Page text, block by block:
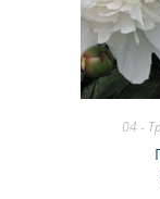
04 -